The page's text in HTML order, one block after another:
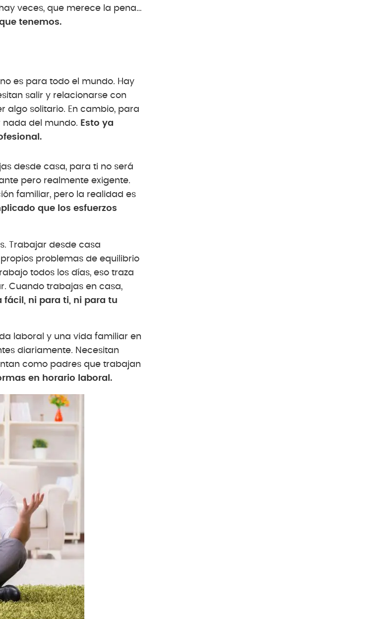
veces, que merece la pena…
tenemos.
es para todo el mundo. Hay
salir y relacionarse con
algo solitario. En cambio, para
del mundo. Esto ya
desde casa, para ti no será
pero realmente exigente.
familiar, pero la realidad es
que los esfuerzos
Trabajar desde casa
problemas de equilibrio
todos los días, eso traza
Cuando trabajas en casa,
fácil, ni para ti, ni para tu
laboral y una vida familiar en
diariamente. Necesitan
como padres que trabajan
en horario laboral.